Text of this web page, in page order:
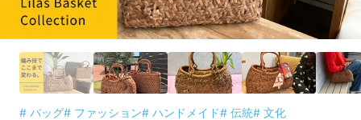
# バッグ# ファッション# ハンドメイド# 伝統# 文化